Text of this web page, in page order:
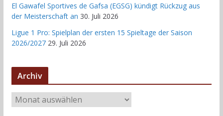
El Gawafel Sportives de Gafsa (EGSG) kündigt Rückzug aus
der Meisterschaft an 30. Juli 2026
Ligue 1 Pro: Spielplan der ersten 15 Spieltage der Saison
2026/2027 29. Juli 2026
Archiv
r